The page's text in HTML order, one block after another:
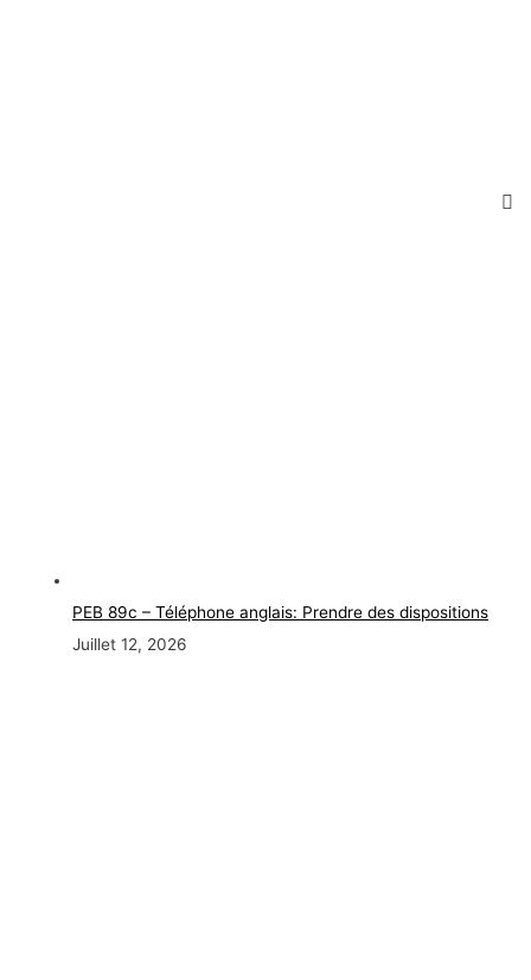
PEB 89c – Téléphone anglais: Prendre des dispositions
Juillet 12, 2026